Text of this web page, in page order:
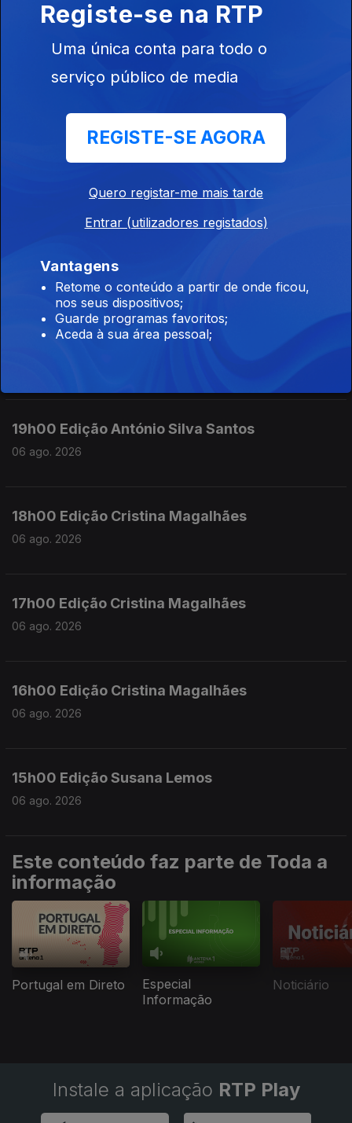
07 ago. 2026
08h00 Edição Germano Campos
07h00 Edição Germano Campos
23h00 Edição Gaelle de Castro
19h00 Edição António Silva Santos
06 ago. 2026
18h00 Edição Cristina Magalhães
06 ago. 2026
17h00 Edição Cristina Magalhães
06 ago. 2026
16h00 Edição Cristina Magalhães
06 ago. 2026
15h00 Edição Susana Lemos
06 ago. 2026
Este conteúdo faz parte de Toda a
informação
Portugal em Direto
Especial
Informação
Noticiário
Instale a aplicação RTP Play
Registe-se na RTP
Uma única conta para todo o
serviço público de media
REGISTE-SE AGORA
Quero registar-me mais tarde
Entrar (utilizadores registados)
Vantagens
Retome o conteúdo a partir de onde ficou,
nos seus dispositivos;
Guarde programas favoritos;
Aceda à sua área pessoal;